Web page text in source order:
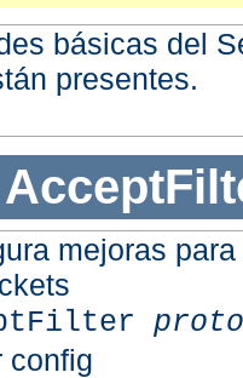
básicas del
presentes.
mejoras
config